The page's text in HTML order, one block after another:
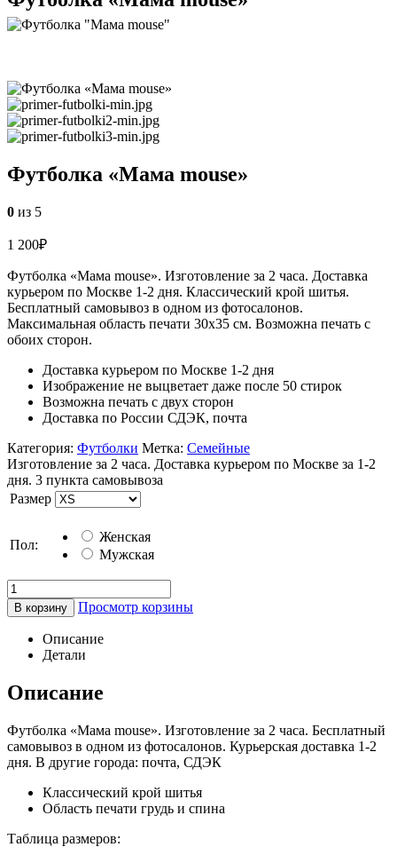
Футболка «Мама mouse»
0 из 5
1 200₽
Футболка «Мама mouse». Изготовление за 2 часа. Доставка
курьером по Москве 1-2 дня. Классический крой шитья.
Бесплатный самовывоз в одном из фотосалонов.
Максимальная область печати 30х35 см. Возможна печать с
обоих сторон.
Доставка курьером по Москве 1-2 дня
Изображение не выцветает даже после 50 стирок
Возможна печать с двух сторон
Доставка по России СДЭК, почта
Категория: Футболки Метка: Семейные
Изготовление за 2 часа. Доставка курьером по Москве за 1-2
дня. 3 пункта самовывоза
Размер
Пол:
Женская
Мужская
В корзину Просмотр корзины
Описание
Детали
Описание
Футболка «Мама mouse». Изготовление за 2 часа. Бесплатный
самовывоз в одном из фотосалонов. Курьерская доставка 1-2
дня. В другие города: почта, СДЭК
Классический крой шитья
Область печати грудь и спина
Таблица размеров: